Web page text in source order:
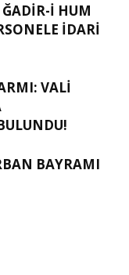
İ HUM
İDARI
VALI
BAYRAMI